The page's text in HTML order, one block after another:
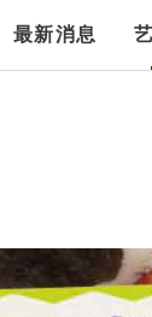
最新消息